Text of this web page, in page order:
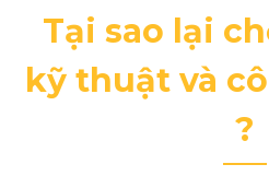
Tại sao lại
kỹ thuật và
?